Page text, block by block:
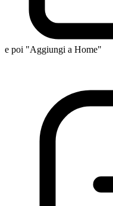
e poi "Aggiungi a Home"